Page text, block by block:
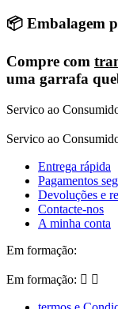
📦 Embalagem
Compre com
uma garrafa
Servico ao
Servico ao
Entrega rápida
Pagamentos
Devoluções e
Contacte-nos
A minha conta
Em formação:
Em formação:  